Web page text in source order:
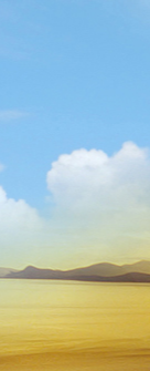
早期革命的“财政部长”